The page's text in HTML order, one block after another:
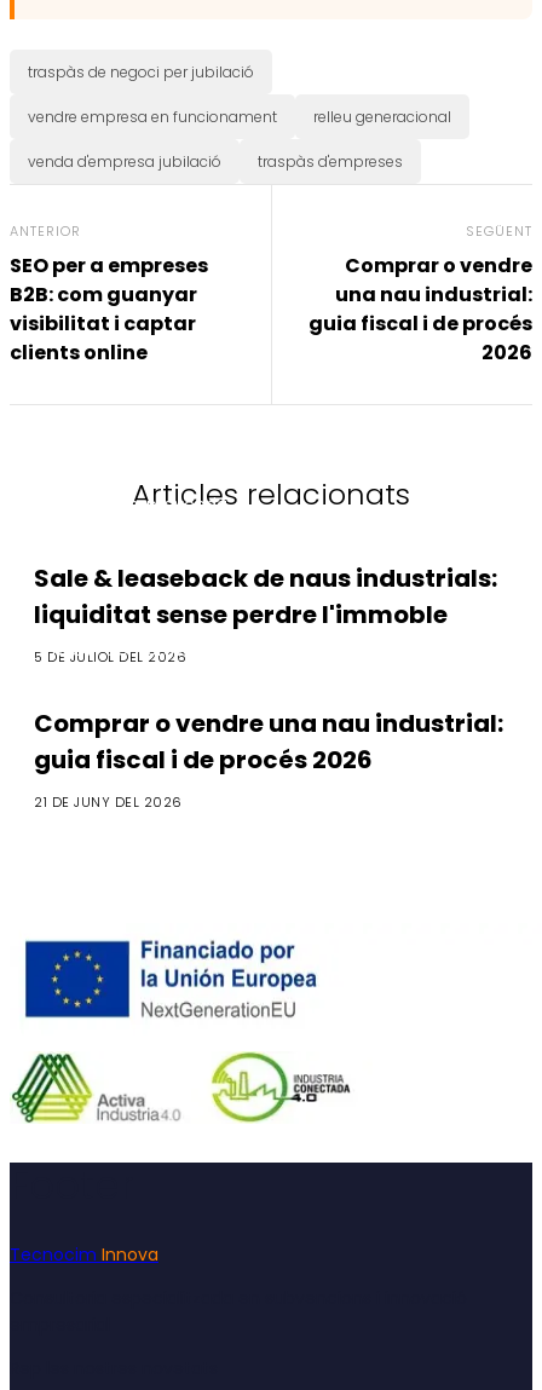
traspàs de negoci per jubilació
vendre empresa en funcionament relleu generacional
venda d'empresa jubilació traspàs d'empreses
ANTERIOR
SEO per a empreses
B2B: com guanyar
visibilitat i captar
clients online
SEGÜENT
Comprar o vendre
una nau industrial:
guia fiscal i de procés
2026
Articles relacionats
M&A i Compravenda
Sale & leaseback de naus industrials:
liquiditat sense perdre l'immoble
5 DE JULIOL DEL 2026
M&A i Compravenda
Comprar o vendre una nau industrial:
guia fiscal i de procés 2026
21 DE JUNY DEL 2026
Tecnocim Innova